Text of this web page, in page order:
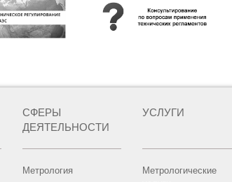
СФЕРЫ
ДЕЯТЕЛЬНОСТИ
Метрология
УСЛУГИ
Метрологические